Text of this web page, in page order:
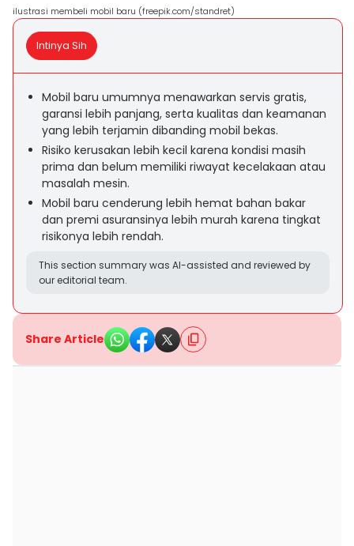
ilustrasi membeli mobil baru (freepik.com/standret)
Intinya Sih
Mobil baru umumnya menawarkan servis gratis,
garansi lebih panjang, serta kualitas dan keamanan
yang lebih terjamin dibanding mobil bekas.
Risiko kerusakan lebih kecil karena kondisi masih
prima dan belum memiliki riwayat kecelakaan atau
masalah mesin.
Mobil baru cenderung lebih hemat bahan bakar
dan premi asuransinya lebih murah karena tingkat
risikonya lebih rendah.
This section summary was AI-assisted and reviewed by
our editorial team.
Share Article